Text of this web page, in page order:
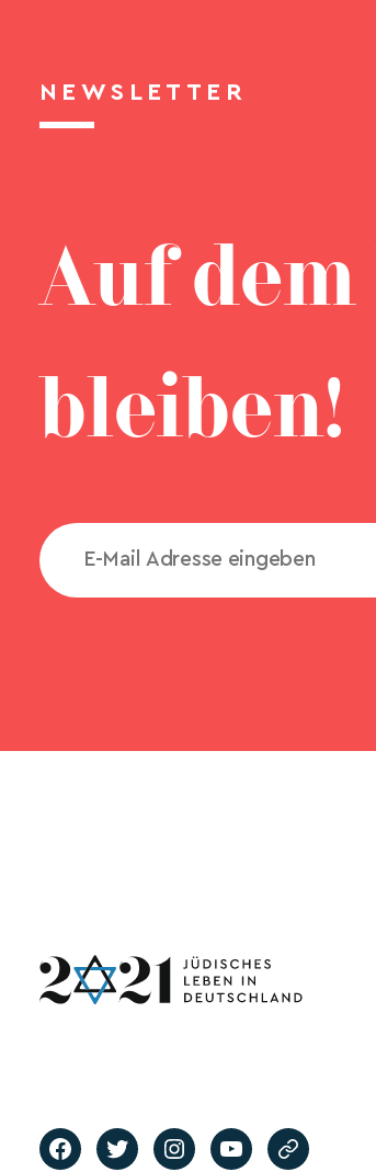
NEWSLETTER
Auf
bleiben!